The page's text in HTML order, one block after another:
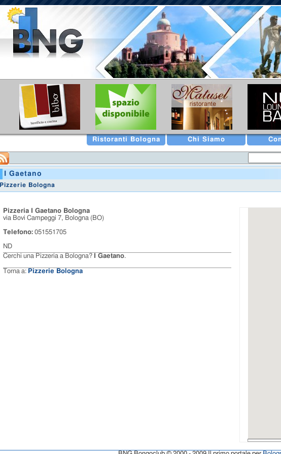
I Gaetano
Pizzerie Bologna
Pizzeria I Gaetano Bologna
via Bovi Campeggi 7, Bologna (BO)
Telefono: 051551705
ND
Cerchi una Pizzeria a Bologna?
I Gaetano.
Torna a: Pizzerie Bologna
Chi Siamo
Ristoranti Bologna